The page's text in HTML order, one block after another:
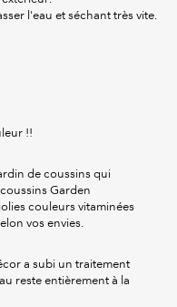
l'eau et séchant très vite.
!!
de coussins qui
Garden
couleurs vitaminées
vos envies.
a subi un traitement
reste entièrement à la